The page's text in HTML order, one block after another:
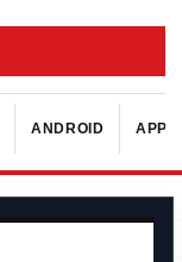
ANDROID